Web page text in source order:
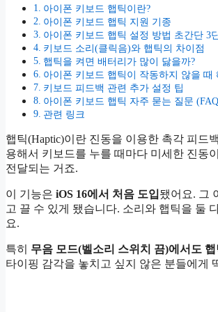
아이폰 키보드 햅틱이란?
아이폰 키보드 햅틱 지원 기종
아이폰 키보드 햅틱 설정 방법 초간단 3
키보드 소리(클릭음)와 햅틱의 차이점
햅틱을 켜면 배터리가 많이 닳을까?
아이폰 키보드 햅틱이 작동하지 않을 때
키보드 피드백 관련 추가 설정 팁
아이폰 키보드 햅틱 자주 묻는 질문
관련 링크
햅틱(Haptic)이란 진동을 이용한 촉각 피드
용해서 키보드를 누를 때마다 미세한 진동
전달되는 거죠.
이 기능은 iOS 16에서 처음 도입됐어요. 그
고 끌 수 있게 됐습니다. 소리와 햅틱을 둘
요.
특히 무음 모드(벨소리 스위치 끔)에서도
타이핑 감각을 놓치고 싶지 않은 분들에게